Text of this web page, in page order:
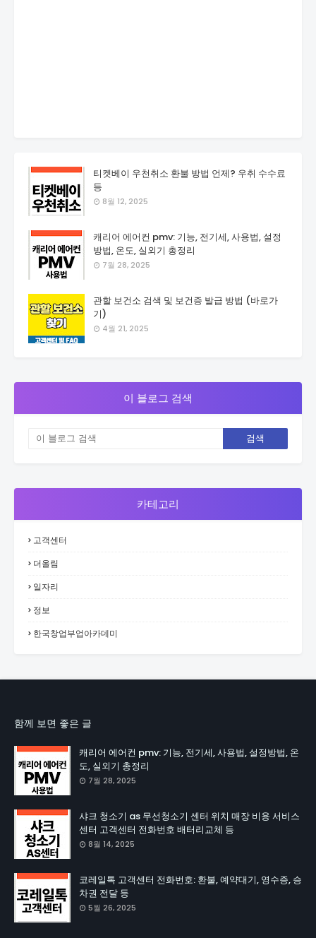
티켓베이 우천취소 환불 방법 언제? 우취 수수료
등
8월 12, 2025
캐리어 에어컨 pmv: 기능, 전기세, 사용법, 설정
방법, 온도, 실외기 총정리
7월 28, 2025
관할 보건소 검색 및 보건증 발급 방법 (바로가
기)
4월 21, 2025
이 블로그 검색
카테고리
고객센터
더올림
일자리
정보
한국창업부업아카데미
함께 보면 좋은 글
캐리어 에어컨 pmv: 기능, 전기세, 사용법, 설정방법, 온
도, 실외기 총정리
7월 28, 2025
샤크 청소기 as 무선청소기 센터 위치 매장 비용 서비스
센터 고객센터 전화번호 배터리교체 등
8월 14, 2025
코레일톡 고객센터 전화번호: 환불, 예약대기, 영수증, 승
차권 전달 등
5월 26, 2025